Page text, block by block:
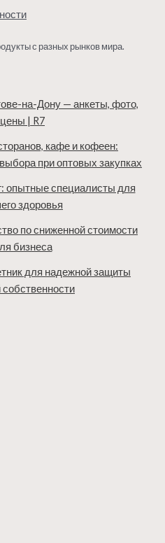
с разных рынков мира.
на-Дону — анкеты, фото,
цены | R7
кафе и кофеен:
при оптовых закупках
опытные специалисты для
здоровья
по сниженной стоимости
бизнеса
для надежной защиты